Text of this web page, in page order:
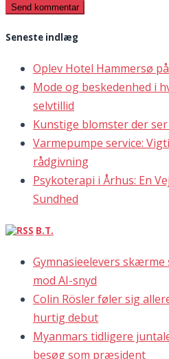
Seneste indlæg
Oplev Hotel Hammersø
Mode og beskedenhed i
selvtillid
Kunstige blomster der
Varmepumpe service:
rådgivning
Psykoterapi i Århus: En
Sundhed
B.T.
Gymnasieelevers skærme
mod AI-snyd
Colin Rösler føler sig
hurtig debut
Myanmars tidligere
besøg som præsident